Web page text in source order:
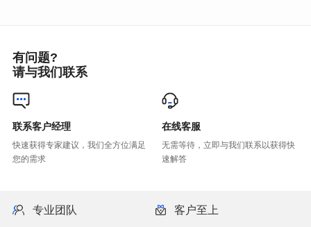
有问题?
请与我们联系
联系客户经理
您的需求
在线客服
速解答
专业团队 客户至上